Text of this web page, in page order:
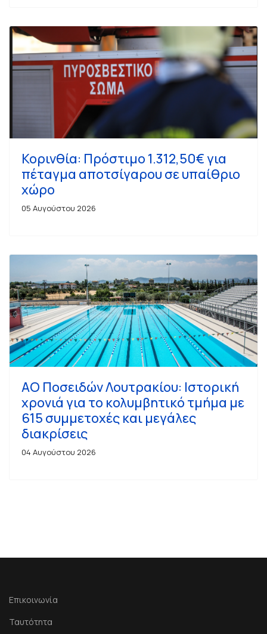
Κορινθία: Πρόστιμο 1.312,50€ για
πέταγμα αποτσίγαρου σε υπαίθριο
χώρο
05 Αυγούστου 2026
ΑΟ Ποσειδών Λουτρακίου: Ιστορική
χρονιά για το κολυμβητικό τμήμα με
615 συμμετοχές και μεγάλες
διακρίσεις
04 Αυγούστου 2026
Επικοινωνία
Ταυτότητα